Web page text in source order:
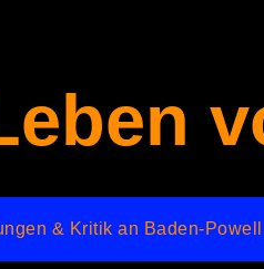
& Kritik an Baden-Powell